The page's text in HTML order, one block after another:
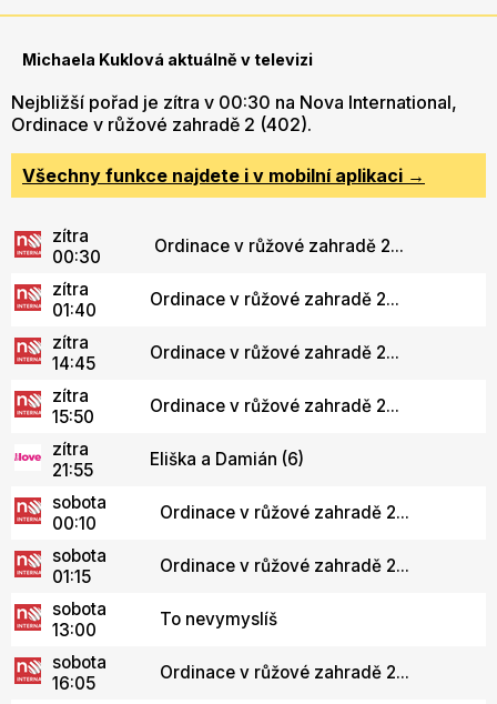
Michaela Kuklová aktuálně v televizi
Nejbližší pořad je zítra v 00:30 na Nova International,
Ordinace v růžové zahradě 2 (402).
Všechny funkce najdete i v mobilní aplikaci →
zítra
00:30
Ordinace v růžové zahradě 2...
zítra
01:40
Ordinace v růžové zahradě 2...
zítra
14:45
Ordinace v růžové zahradě 2...
zítra
15:50
Ordinace v růžové zahradě 2...
zítra
21:55
Eliška a Damián (6)
sobota
00:10
Ordinace v růžové zahradě 2...
sobota
01:15
Ordinace v růžové zahradě 2...
sobota
13:00
To nevymyslíš
sobota
16:05
Ordinace v růžové zahradě 2...